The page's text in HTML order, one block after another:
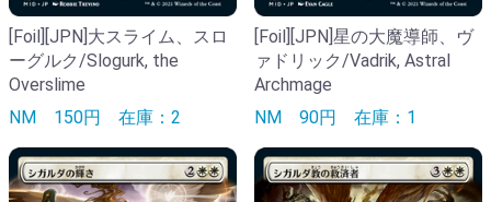
[Foil][JPN]大スライム、スロ
ーグルク/Slogurk, the
Overslime
NM 150円 在庫：2
[Foil][JPN]星の大魔導師、ヴ
ァドリック/Vadrik, Astral
Archmage
NM 90円 在庫：1